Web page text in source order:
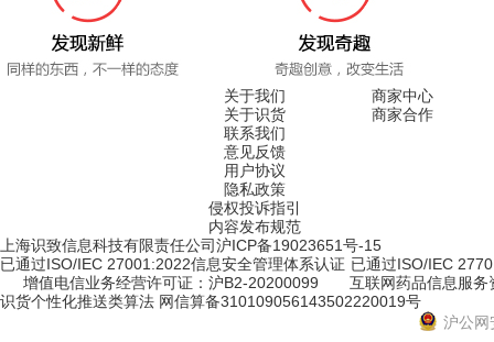
关于我们
关于识货
联系我们
意见反馈
用户协议
隐私政策
侵权投诉指引
内容发布规范
商家中心
商家合作
上海识致信息科技有限责任公司沪ICP备19023651号-15
已通过ISO/IEC 27001:2022信息安全管理体系认证 已通过ISO/IEC
增值电信业务经营许可证：沪B2-20200099
互联网药品信息服
识货个性化推送类算法 网信算备310109056143502220019号
沪公网